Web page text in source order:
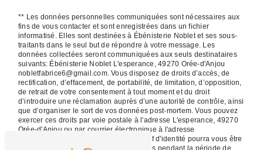
** Les données personnelles communiquées sont nécessaires aux
fins de vous contacter et sont enregistrées dans un fichier
informatisé. Elles sont destinées à Ébénisterie Noblet et ses sous-
traitants dans le seul but de répondre à votre message. Les
données collectées seront communiquées aux seuls destinataires
suivants: Ébénisterie Noblet L'esperance, 49270 Orée-d'Anjou
nobletfabrice6@gmail.com. Vous disposez de droits d’accès, de
rectification, d’effacement, de portabilité, de limitation, d’opposition,
de retrait de votre consentement à tout moment et du droit
d’introduire une réclamation auprès d’une autorité de contrôle, ainsi
que d’organiser le sort de vos données post-mortem. Vous pouvez
exercer ces droits par voie postale à l'adresse L'esperance, 49270
Orée-d'Anjou ou par courrier électronique à l'adresse
nobletfabrice6@gmail.com. Un justificatif d'identité pourra vous être